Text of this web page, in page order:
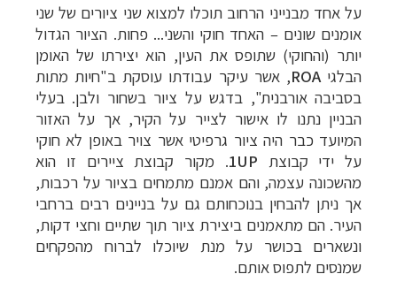
על אחד מבנייני הרחוב תוכלו למצוא שני ציורים של שני
אומנים שונים– האחד חוקי והשני... פחות. הציור הגדול
יותר (והחוקי) שתופס את העין, הוא יצירתו של האומן
הבלגיROA, אשר עיקר עבודתו עוסקת ב"חיות מתות
בסביבה אורבנית", בדגש על ציור בשחור ולבן. בעלי
הבניין נתנו לו אישור לצייר על הקיר, אך על האזור
המיועד כבר היה ציור גרפיטי אשר צויר באופן לא חוקי
על ידי קבוצת UP
1. מקור קבוצת ציירים זו הוא
מהשכונה עצמה, והם אמנם מתמחים בציור על רכבות,
אך ניתן להבחין בנוכחותם גם על בניינים רבים ברחבי
העיר. הם מתאמנים ביצירת ציור תוך שתיים וחצי דקות,
ונשארים בכושר על מנת שיוכלו לברוח מהפקחים
שמנסים לתפוס אותם.